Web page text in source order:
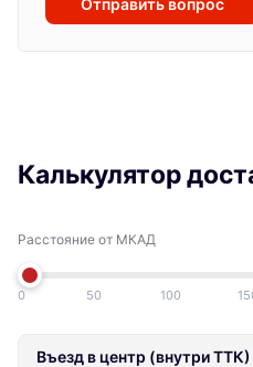
Отправить вопрос
Калькулятор
Расстояние от МКАД
0 50 100
Въезд в центр (внутри ТТК)